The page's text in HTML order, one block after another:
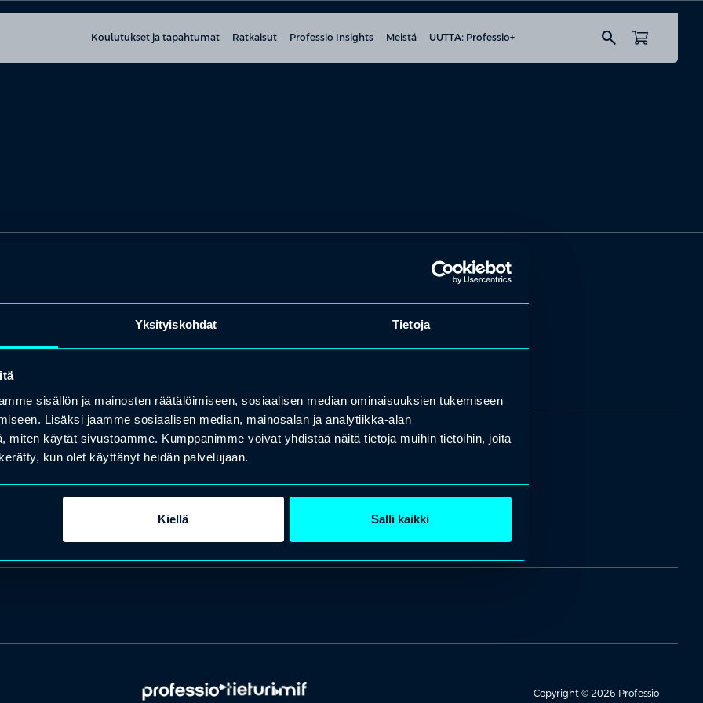
Yksityiskohdat Tietoja
sisällön ja mainosten räätälöimiseen, sosiaalisen median ominaisuuksien tukemiseen
Lisäksi jaamme sosiaalisen median, mainosalan ja analytiikka-alan
miten käytät sivustoamme. Kumppanimme voivat yhdistää näitä tietoja muihin tietoihin, joita
kun olet käyttänyt heidän palvelujaan.
Kiellä Salli kaikki
Koulutukset ja tapahtumat Ratkaisut Professio Insights Meistä UUTTA: Professio+ search
Copyright © 2026 Professio